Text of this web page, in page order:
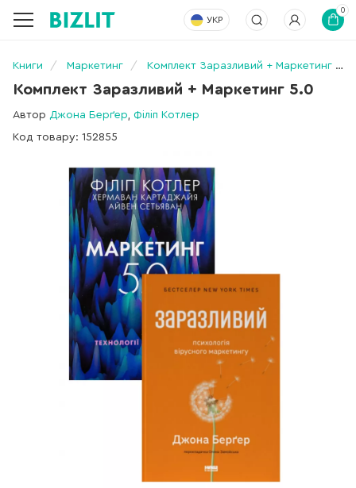
УКР
0
Книги Маркетинг Комплект Заразливий + Маркетинг 5.0
Комплект Заразливий + Маркетинг 5.0
Автор Джона Берґер, Філіп Котлер
Код товару: 152855